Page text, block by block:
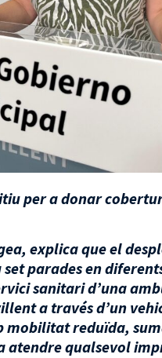
per a donar
explica que el
parades en
sanitari d’una
a través d’un
reduïda,
atendre qualsevol